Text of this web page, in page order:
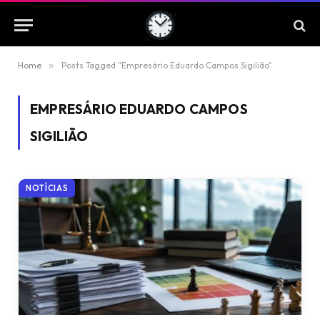
Home » Posts Tagged "Empresário Eduardo Campos Sigilião"
EMPRESÁRIO EDUARDO CAMPOS
SIGILIÃO
NOTÍCIAS